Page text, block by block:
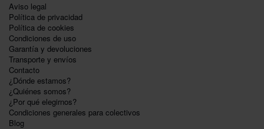
Aviso legal
Política de privacidad
Polí­tica de cookies
Condiciones de uso
Garantí­a y devoluciones
Transporte y envíos
Contacto
¿Dónde estamos?
¿Quiénes somos?
¿Por qué elegirnos?
Condiciones generales para colectivos
Blog